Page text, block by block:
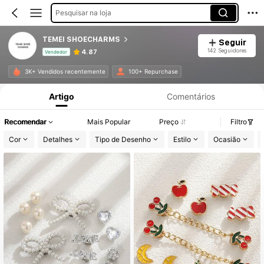
Pesquisar na loja
TEMEI SHOECHARMS
Vendedor 4.87
Seguir
142 Seguidores
3K+ Vendidos recentemente 100+ Repurchase
Informações do Produto: Divulgação de Preço, Vendas e Detalhes de Stock.
Artigo Comentários
Recomendar Mais Popular Preço
Filtro
Cor
Detalhes Tipo de Desenho Estilo Ocasião